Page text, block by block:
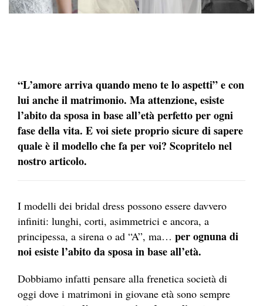
“L’amore arriva quando meno te lo aspetti” e con
lui anche il matrimonio. Ma attenzione, esiste
l’abito da sposa in base all’età perfetto per ogni
fase della vita. E voi siete proprio sicure di sapere
quale è il modello che fa per voi? Scopritelo nel
nostro articolo.
I modelli dei bridal dress possono essere davvero
infiniti: lunghi, corti, asimmetrici e ancora, a
principessa, a sirena o ad “A”, ma… per ognuna di
noi esiste l’abito da sposa in base all’età.
Dobbiamo infatti pensare alla frenetica società di
oggi dove i matrimoni in giovane età sono sempre